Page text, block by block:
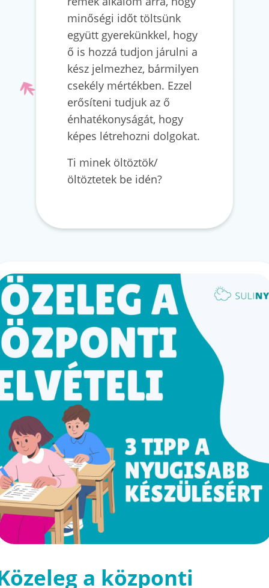
minőségi időt töltsünk
együtt gyerekünkkel, hogy
ő is hozzá tudjon járulni a
kész jelmezhez, bármilyen
csekély mértékben. Ezzel
erősíteni tudjuk az ő
énhatékonyságát, hogy
képes létrehozni dolgokat.
Ti minek öltöztök/
öltöztetek be idén?
a központi